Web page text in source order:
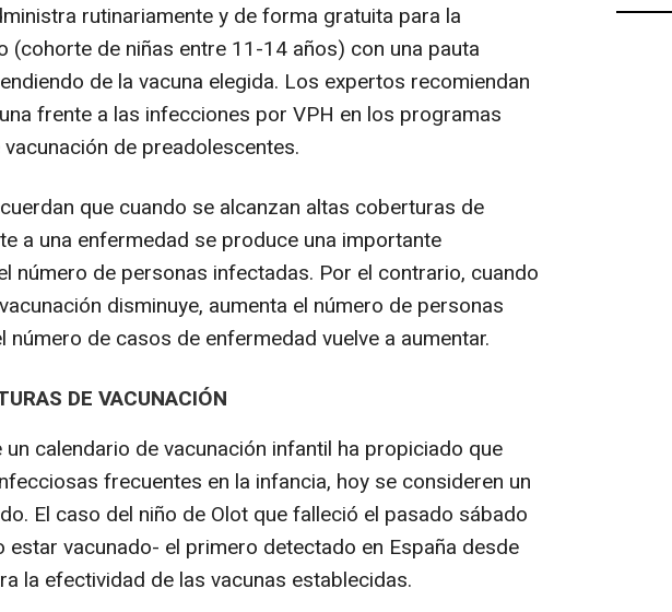
rutinariamente y de forma gratuita para la
(cohorte de niñas entre 11-14 años) con una pauta
de la vacuna elegida. Los expertos recomiendan
frente a las infecciones por VPH en los programas
de preadolescentes.
que cuando se alcanzan altas coberturas de
a una enfermedad se produce una importante
número de personas infectadas. Por el contrario, cuando
disminuye, aumenta el número de personas
número de casos de enfermedad vuelve a aumentar.
DE VACUNACIÓN
un calendario de vacunación infantil ha propiciado que
frecuentes en la infancia, hoy se consideren un
El caso del niño de Olot que falleció el pasado sábado
estar vacunado- el primero detectado en España desde
la efectividad de las vacunas establecidas.